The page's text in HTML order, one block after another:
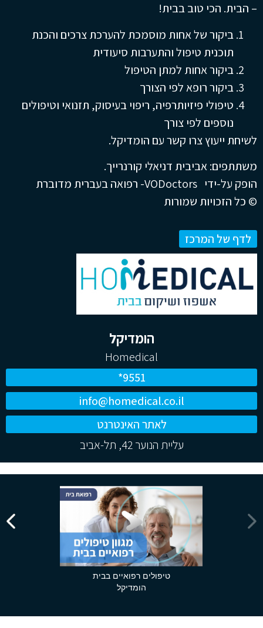
– הבית. הכי טוב בבית!
ביקור של אחות מוסמכת להערכת צרכים והכנת
תוכנית טיפול והתערבות סיעודית
ביקור אחות למתן הטיפול
ביקור רופא לפי הצורך
טיפולי פיזיותרפיה, ריפוי בעיסוק, תזנואי וטיפולים
נוספים לפי צורך
לשיחת ייעוץ צרו קשר עם הומדיקל.
משתתפים: אביבית דניאלי קורנרייך.
הופק על-ידי VODoctors- רפואה בעברית מדוברת
© כל הזכויות שמורות
לדף של המרכז
הומדיקל
Homedical
*9551
info@homedical.co.il
לאתר האינטרנט
עליית הנוער 42, תל-אביב
טיפולים רפואיים בבית
הומדיקל